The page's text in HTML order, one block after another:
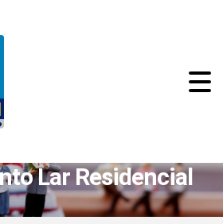
Lar Residencial